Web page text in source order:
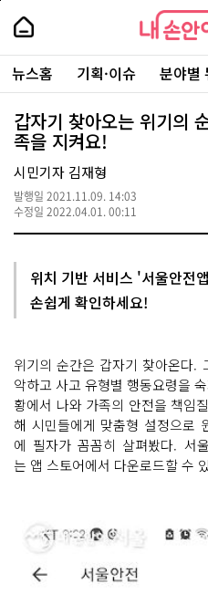
본
로
가
내
손
안
에
서
울
-
서
울
시
대
표
소
통
포
내
손
에
울
주
요
서
뉴스홈 기획·이슈 분야별
갑자기 찾아오는 위기의
족을 지켜요!
시민기자 김재형
발행일 2021.11.09. 14:03
수정일 2022.04.01. 00:11
위치 기반 서비스 '서울안전
손쉽게 확인하세요!
위기의 순간은 갑자기 찾아온다.
악하고 사고 유형별 행동요령을
황에서 나와 가족의 안전을 책임
해 시민들에게 맞춤형 설정으로
에 필자가 꼼꼼히 살펴봤다. 서
는 앱 스토어에서 다운로드할 수
페
상
단
로